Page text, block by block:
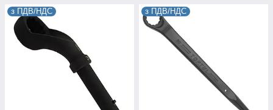
з ПДВ/НДС з ПДВ/НДС